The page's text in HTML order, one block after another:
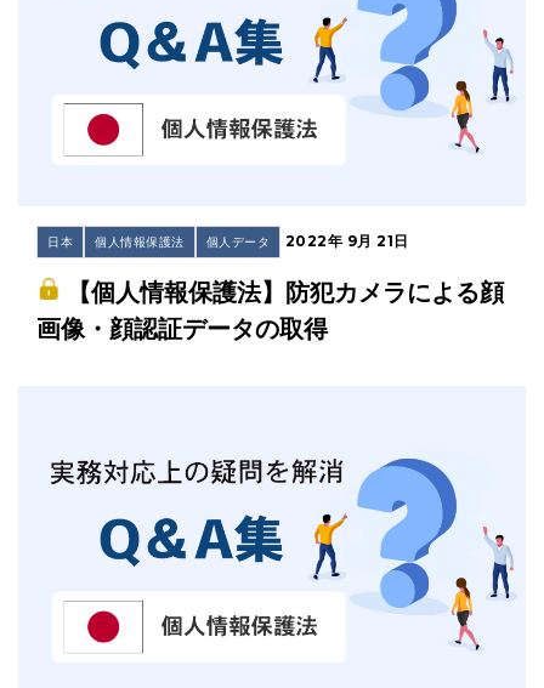
日本 個人情報保護法 個人データ 2022年 9月 21日
【個人情報保護法】防犯カメラによる顔
画像・顔認証データの取得